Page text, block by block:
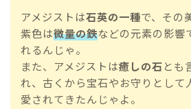
アメジストは石英の一種で、その
紫色は微量の鉄などの元素の影響
れるんじゃ。
また、アメジストは癒しの石とも
れ、古くから宝石やお守りとして
愛されてきたんじゃよ。